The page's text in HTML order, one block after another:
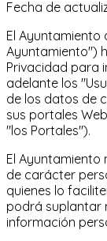
Fecha de
El Ayuntamiento
Ayuntamiento")
Privacidad para
adelante los
de los datos de
sus portales
"los Portales").
El Ayuntamiento
de carácter
quienes lo
podrá suplantar
información